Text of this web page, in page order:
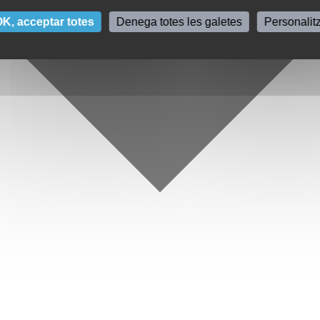
acceptar totes Denega totes les galetes